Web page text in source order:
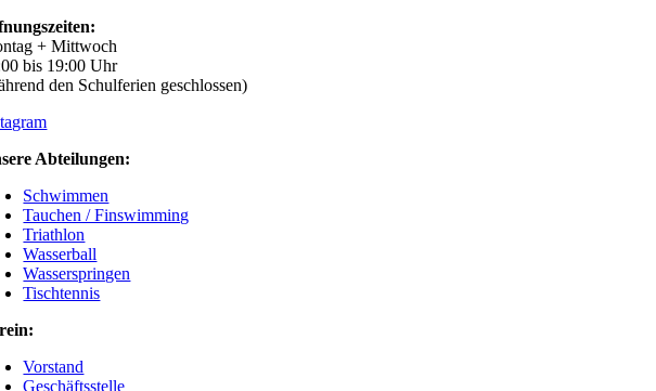
+ Mittwoch
bis 19:00 Uhr
den Schulferien geschlossen)
Abteilungen:
Schwimmen
Tauchen / Finswimming
Triathlon
Wasserball
Wasserspringen
Tischtennis
Vorstand
Geschäftsstelle